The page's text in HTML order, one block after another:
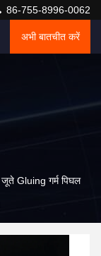
86-755-8996-0062
अभी बातचीत करें
जूते Gluing गर्म पिघल